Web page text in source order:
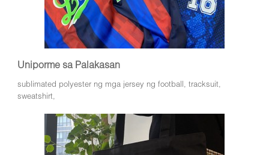
Uniporme sa Palakasan
sublimated polyester ng mga jersey ng football, tracksuit,
sweatshirt,